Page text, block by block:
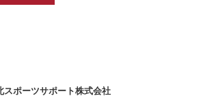
スポーツサポート株式会社